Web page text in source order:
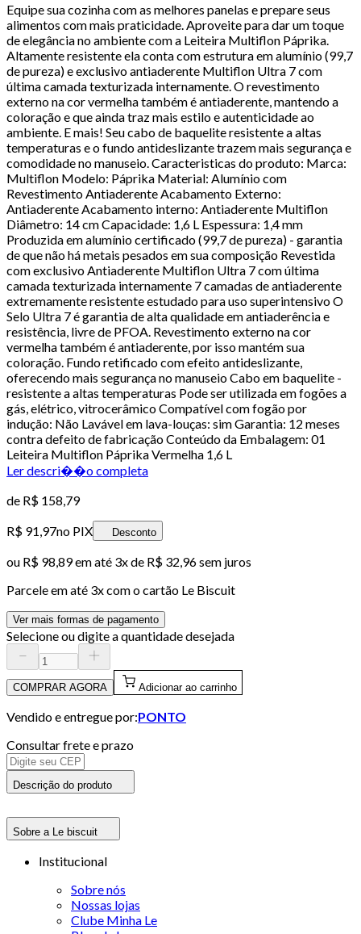
Equipe sua cozinha com as melhores panelas e prepare seus
alimentos com mais praticidade. Aproveite para dar um toque
de elegância no ambiente com a Leiteira Multiflon Páprika.
Altamente resistente ela conta com estrutura em alumínio (99,7
de pureza) e exclusivo antiaderente Multiflon Ultra 7 com
última camada texturizada internamente. O revestimento
externo na cor vermelha também é antiaderente, mantendo a
coloração e que ainda traz mais estilo e autenticidade ao
ambiente. E mais! Seu cabo de baquelite resistente a altas
temperaturas e o fundo antideslizante trazem mais segurança e
comodidade no manuseio. Caracteristicas do produto: Marca:
Multiflon Modelo: Páprika Material: Alumínio com
Revestimento Antiaderente Acabamento Externo:
Antiaderente Acabamento interno: Antiaderente Multiflon
Diâmetro: 14 cm Capacidade: 1,6 L Espessura: 1,4 mm
Produzida em alumínio certificado (99,7 de pureza) - garantia
de que não há metais pesados em sua composição Revestida
com exclusivo Antiaderente Multiflon Ultra 7 com última
camada texturizada internamente 7 camadas de antiaderente
extremamente resistente estudado para uso superintensivo O
Selo Ultra 7 é garantia de alta qualidade em antiaderência e
resistência, livre de PFOA. Revestimento externo na cor
vermelha também é antiaderente, por isso mantém sua
coloração. Fundo retificado com efeito antideslizante,
oferecendo mais segurança no manuseio Cabo em baquelite -
resistente a altas temperaturas Pode ser utilizada em fogões a
gás, elétrico, vitrocerâmico Compatível com fogão por
indução: Não Lavável em lava-louças: sim Garantia: 12 meses
contra defeito de fabricação Conteúdo da Embalagem: 01
Leiteira Multiflon Páprika Vermelha 1,6 L
Ler descri��o completa
de R$ 158,79
R$ 91,97no PIX Desconto
ou R$ 98,89em até 3x de R$ 32,96 sem juros
Parcele em até 3x com o cartão Le Biscuit
Ver mais formas de pagamento
Selecione ou digite a quantidade desejada
COMPRAR AGORA Adicionar ao carrinho
Vendido e entregue por:PONTO
Consultar frete e prazo
Descrição do produto
Sobre a Le biscuit
Institucional
Sobre nós
Nossas lojas
Clube Minha Le